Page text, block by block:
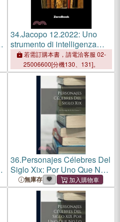
34.Jacopo 12.2022: Uno
strumento di intelligenza
collettiva basata sulla
distrazione, autogenerante e
autogenerata, puramente
若需訂購本書，請電洽客服 02-
25006600[分機130、131]。
36.Personajes Célebres Del
Siglo Xix: Por Uno Que No
Lo Es, Volume 5...
無庫存